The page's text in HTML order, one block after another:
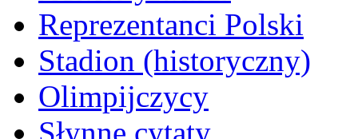
Reprezentanci Polski
Stadion (historyczny)
Olimpijczycy
Słynne cytaty